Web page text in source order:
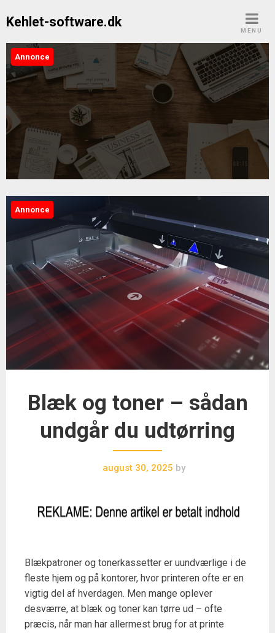
Kehlet-software.dk
MENU
Kehlet-software.dk
Annonce
Annonce
Blæk og toner – sådan
undgår du udtørring
august 30, 2025 by
Blækpatroner og tonerkassetter er uundværlige i de
fleste hjem og på kontorer, hvor printeren ofte er en
vigtig del af hverdagen. Men mange oplever
desværre, at blæk og toner kan tørre ud – ofte
præcis, når man har allermest brug for at printe